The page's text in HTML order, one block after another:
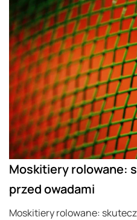
Moskitiery rolowane:
przed owadami
Moskitiery rolowane: